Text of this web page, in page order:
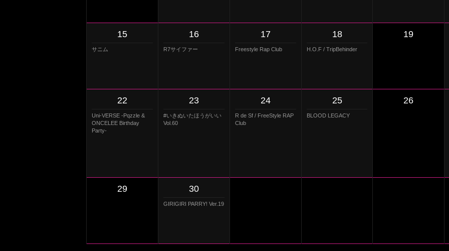
15
サニム
16
R7サイファー
17
Freestyle Rap Club
18
H.O.F / TripBehinder
19
22
Uni-VERSE -Pqzzle &
ONCELEE Birthday
Party-
23
#いきぬいたほうがいい
Vol.60
24
R de Sf / FreeStyle RAP
Club
25
BLOOD LEGACY
26
29 30
GIRIGIRI PARRY! Ver.19